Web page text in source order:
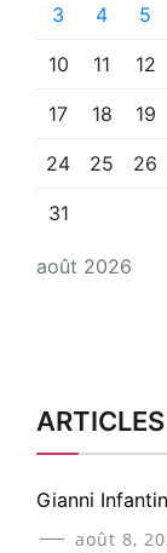
août 2026
3 4 5
10 11 12
17 18 19
24 25 26
31
Gianni
août 8,